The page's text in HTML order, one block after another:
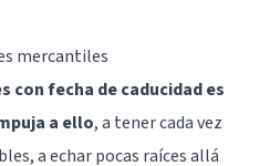
mercantiles
con fecha de caducidad es
a ello, a tener cada vez
a echar pocas raíces allá